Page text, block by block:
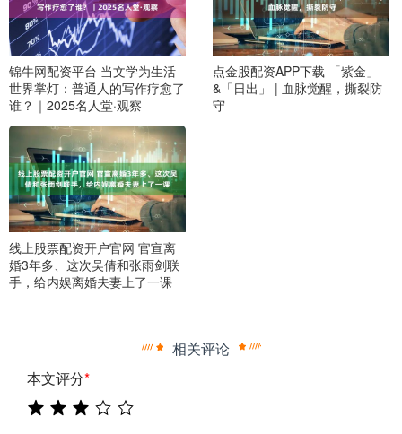
锦牛网配资平台 当文学为生活
世界掌灯：普通人的写作疗愈了
谁？｜2025名人堂·观察
点金股配资APP下载 「紫金」
&「日出」 | 血脉觉醒，撕裂防
守
线上股票配资开户官网 官宣离
婚3年多、这次吴倩和张雨剑联
手，给内娱离婚夫妻上了一课
相关评论
本文评分*